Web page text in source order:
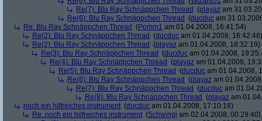
Re(7): Blu Ray Schnäppchen Thread (playaz am
Re(6): Blu Ray Schnäppchen Thread (ducduc am
Re: Blu Ray Schnäppchen Thread (Pomm1 am 01.04.2008, 16:41:54)
Re(2): Blu Ray Schnäppchen Thread (ducduc am 01.04.2008, 16:42:48)
Re(2): Blu Ray Schnäppchen Thread (playaz am 01.04.2008, 18:32:19)
Re(3): Blu Ray Schnäppchen Thread (ducduc am 01.04.2008,
Re(4): Blu Ray Schnäppchen Thread (playaz am 01.04.2008,
Re(5): Blu Ray Schnäppchen Thread (ducduc am 01.04.2008,
Re(6): Blu Ray Schnäppchen Thread (playaz am
Re(7): Blu Ray Schnäppchen Thread (ducduc am
Re(8): Blu Ray Schnäppchen Thread (playaz am
noch ein hilfreiches instrument (ducduc am 01.04.2008, 17:10:18)
Re: noch ein hilfreiches instrument (Schwingi am 02.04.2008, 00:29:40)